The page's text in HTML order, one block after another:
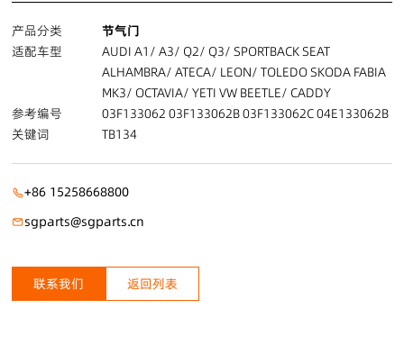
产品分类
节气门
适配车型
AUDI A1/ A3/ Q2/ Q3/ SPORTBACK SEAT
ALHAMBRA/ ATECA/ LEON/ TOLEDO SKODA FABIA
MK3/ OCTAVIA/ YETI VW BEETLE/ CADDY
参考编号
03F133062 03F133062B 03F133062C 04E133062B
关键词
TB134
+86 15258668800
sgparts@sgparts.cn
联系我们 返回列表